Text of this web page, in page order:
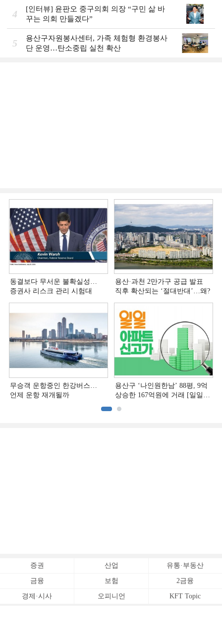
4
[인터뷰] 윤판오 중구의회 의장 “구민 삶 바
꾸는 의회 만들겠다”
5
용산구자원봉사센터, 가족 체험형 환경봉사
단 운영…탄소중립 실천 확산
동결보다 무서운 불확실성…
증권사 리스크 관리 시험대
용산·과천 2만가구 공급 발표
직후 확산되는 ‘절대반대’…왜?
무승객 운항중인 한강버스…
언제 운항 재개될까
용산구 ‘나인원한남’ 88평, 9억
상승한 167억원에 거래 [일일
증권 산업 유통·부동산
금융 보험 2금융
경제·시사 오피니언 KFT Topic